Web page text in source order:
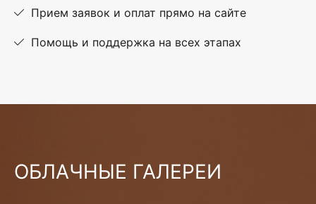
Прием заявок и оплат прямо на сайте
Помощь и поддержка на всех этапах
ОБЛАЧНЫЕ ГАЛЕРЕИ